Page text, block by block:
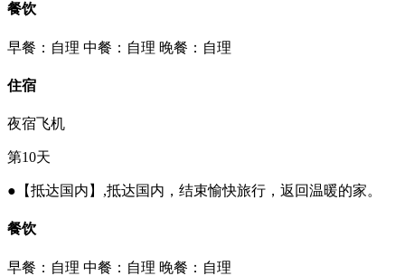
餐饮
早餐：自理 中餐：自理 晚餐：自理
住宿
夜宿飞机
第10天
●【抵达国内】,抵达国内，结束愉快旅行，返回温暖的家。
餐饮
早餐：自理 中餐：自理 晚餐：自理